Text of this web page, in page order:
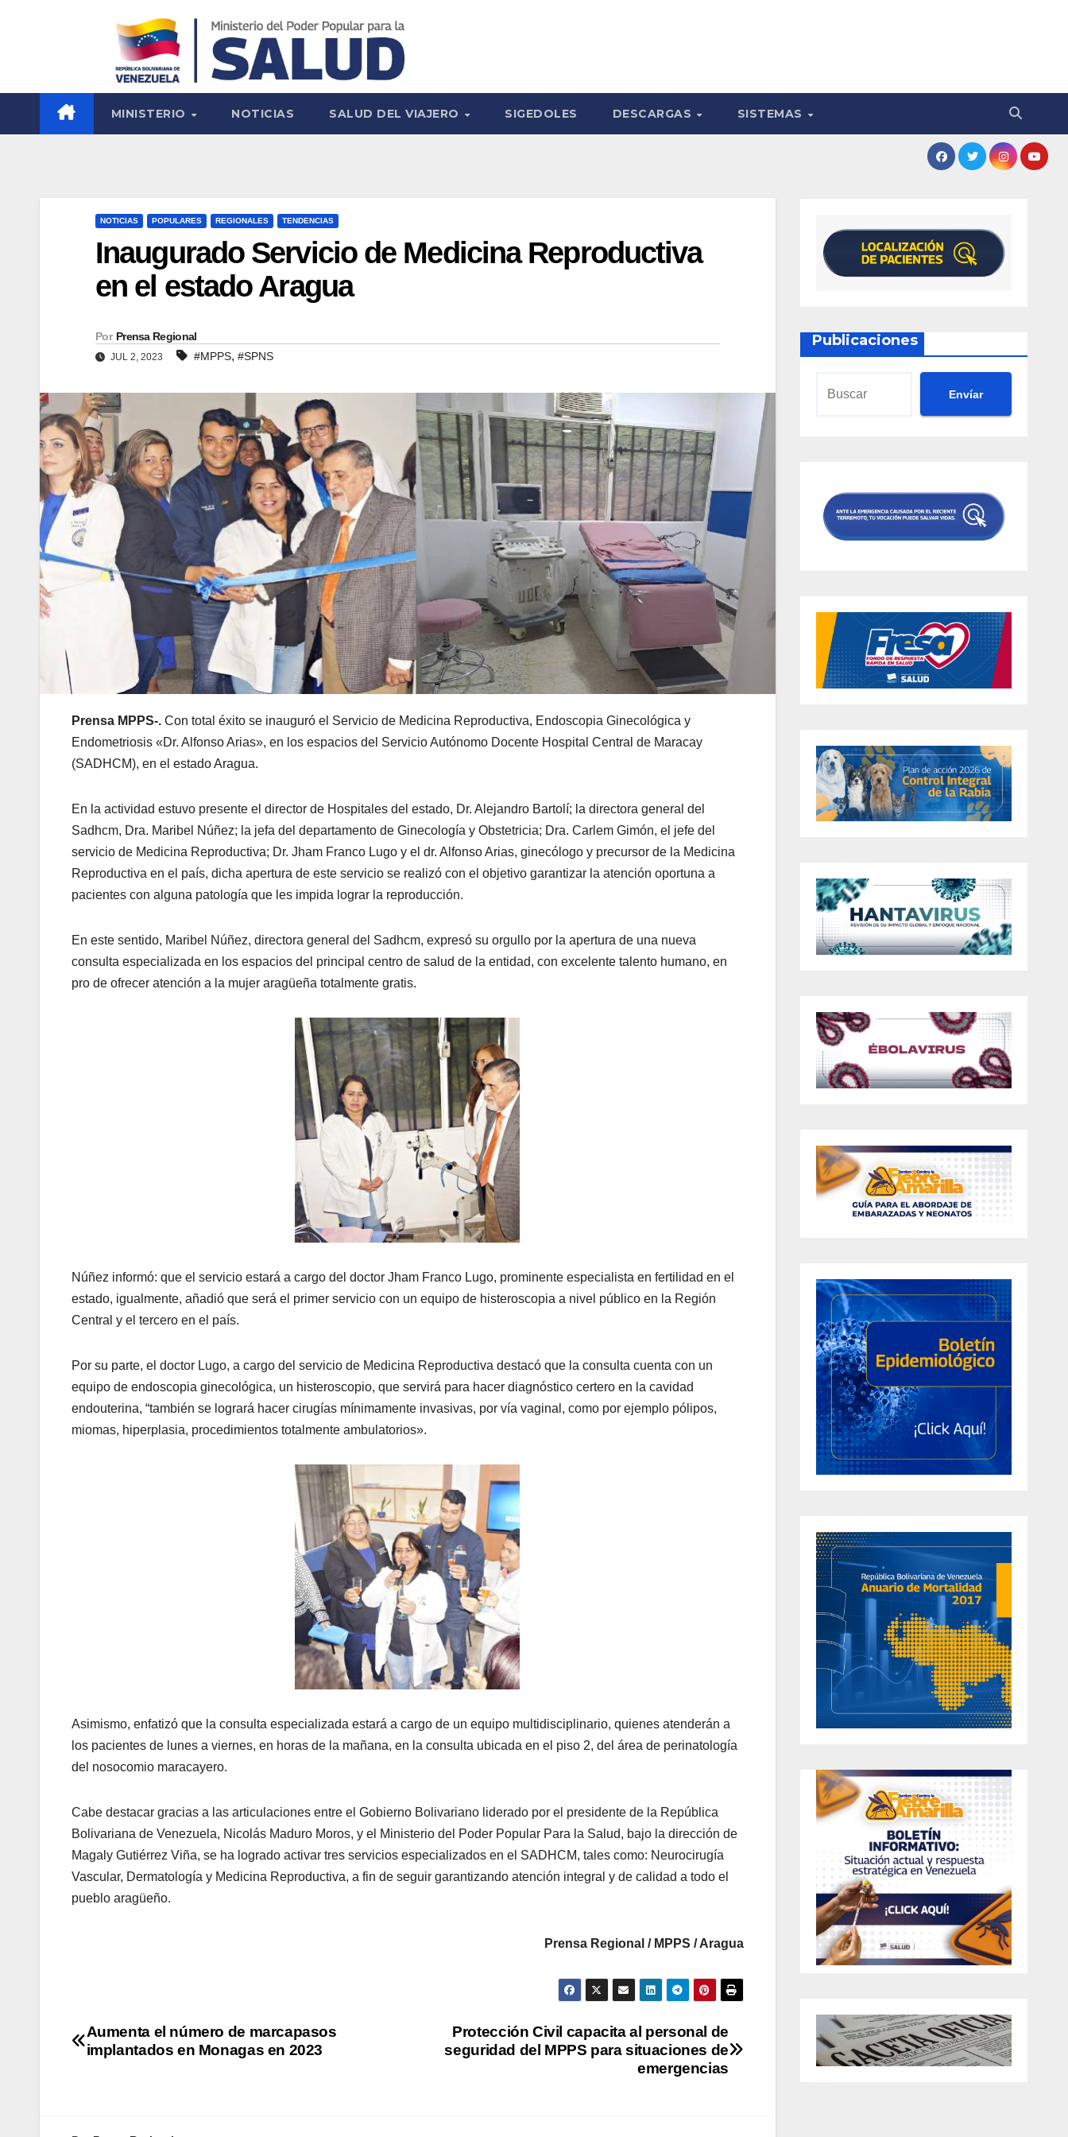
MINISTERIO NOTICIAS SALUD DEL VIAJERO SIGEDOLES DESCARGAS SISTEMAS
NOTICIAS POPULARES REGIONALES TENDENCIAS
Inaugurado Servicio de Medicina Reproductiva
en el estado Aragua
Por Prensa Regional
JUL 2, 2023 #MPPS, #SPNS
Prensa MPPS-. Con total éxito se inauguró el Servicio de Medicina Reproductiva, Endoscopia Ginecológica y
Endometriosis «Dr. Alfonso Arias», en los espacios del Servicio Autónomo Docente Hospital Central de Maracay
(SADHCM), en el estado Aragua.
En la actividad estuvo presente el director de Hospitales del estado, Dr. Alejandro Bartolí; la directora general del
Sadhcm, Dra. Maribel Núñez; la jefa del departamento de Ginecología y Obstetricia; Dra. Carlem Gimón, el jefe del
servicio de Medicina Reproductiva; Dr. Jham Franco Lugo y el dr. Alfonso Arias, ginecólogo y precursor de la Medicina
Reproductiva en el país, dicha apertura de este servicio se realizó con el objetivo garantizar la atención oportuna a
pacientes con alguna patología que les impida lograr la reproducción.
En este sentido, Maribel Núñez, directora general del Sadhcm, expresó su orgullo por la apertura de una nueva
consulta especializada en los espacios del principal centro de salud de la entidad, con excelente talento humano, en
pro de ofrecer atención a la mujer aragüeña totalmente gratis.
Núñez informó: que el servicio estará a cargo del doctor Jham Franco Lugo, prominente especialista en fertilidad en el
estado, igualmente, añadió que será el primer servicio con un equipo de histeroscopia a nivel público en la Región
Central y el tercero en el país.
Por su parte, el doctor Lugo, a cargo del servicio de Medicina Reproductiva destacó que la consulta cuenta con un
equipo de endoscopia ginecológica, un histeroscopio, que servirá para hacer diagnóstico certero en la cavidad
endouterina, “también se logrará hacer cirugías mínimamente invasivas, por vía vaginal, como por ejemplo pólipos,
miomas, hiperplasia, procedimientos totalmente ambulatorios».
Asimismo, enfatizó que la consulta especializada estará a cargo de un equipo multidisciplinario, quienes atenderán a
los pacientes de lunes a viernes, en horas de la mañana, en la consulta ubicada en el piso 2, del área de perinatología
del nosocomio maracayero.
Cabe destacar gracias a las articulaciones entre el Gobierno Bolivariano liderado por el presidente de la República
Bolivariana de Venezuela, Nicolás Maduro Moros, y el Ministerio del Poder Popular Para la Salud, bajo la dirección de
Magaly Gutiérrez Viña, se ha logrado activar tres servicios especializados en el SADHCM, tales como: Neurocirugía
Vascular, Dermatología y Medicina Reproductiva, a fin de seguir garantizando atención integral y de calidad a todo el
pueblo aragüeño.
Prensa Regional / MPPS / Aragua
Protección Civil capacita al personal de
seguridad del MPPS para situaciones de
emergencias
Aumenta el número de marcapasos
implantados en Monagas en 2023
Publicaciones
Envíar